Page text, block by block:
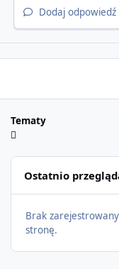
Dodaj
Tematy
Ostatnio
Brak
stronę.